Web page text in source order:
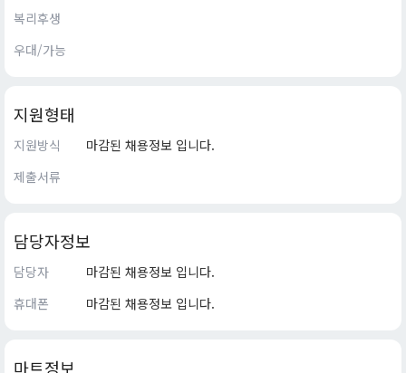
복리후생
우대/가능
지원형태
지원방식
마감된 채용정보 입니다.
제출서류
담당자정보
담당자
마감된 채용정보 입니다.
휴대폰
마감된 채용정보 입니다.
마트정보